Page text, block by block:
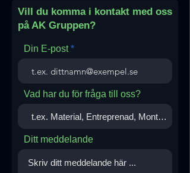
Vill du komma i kontakt med oss
på AK Gruppen?
Din E-post
Vad har du för fråga till oss?
Ditt meddelande